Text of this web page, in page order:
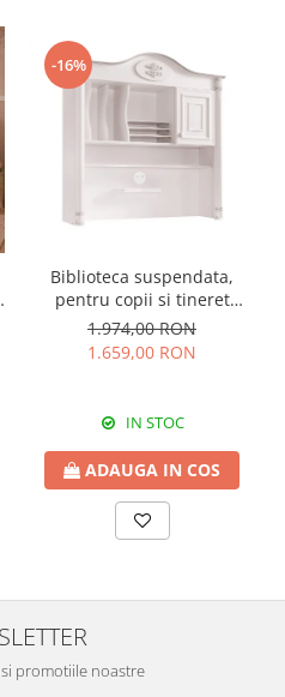
-16%
Biblioteca suspendata,
pentru copii si tineret
Colectia Romantic,
117x37x119 cm
1.974,00 RON
1.659,00 RON
IN STOC
ADAUGA IN COS
promotiile noastre